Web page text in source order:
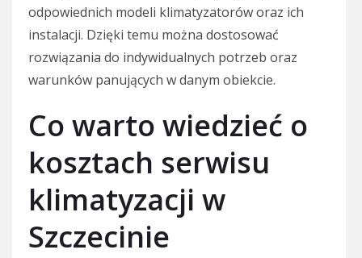
odpowiednich modeli klimatyzatorów oraz ich
instalacji. Dzięki temu można dostosować
rozwiązania do indywidualnych potrzeb oraz
warunków panujących w danym obiekcie.
Co warto wiedzieć o
kosztach serwisu
klimatyzacji w
Szczecinie